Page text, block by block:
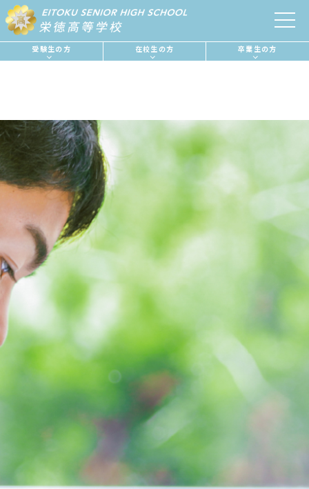
受験生の方 在校生の方 卒業生の方
受験生の方 在校生の方 卒業生の方